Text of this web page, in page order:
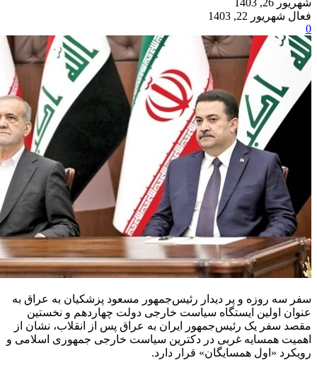
شهریور 26, 1403
فعال شهریور 22, 1403
0
سفر سه روزه و پر دیدار رئیس‌جمهور مسعود پزشکیان به عراق به
عنوان اولین ایستگاه سیاست خارجی دولت چهاردهم و نخستین
مقصد سفر یک رئیس‌جمهور ایران به عراق پس از انقلاب، نشان از
اهمیت همسایه غربی در دکترین سیاست خارجی جمهوری اسلامی و
رویکرد «اول همسایگان» قرار دارد.